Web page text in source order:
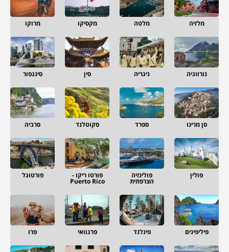
מלזיה מלטה מקסיקו מרוקו
נורווגיה ניגריה סין סינגפור
סן מרינו ספרד סקוטלנד סרביה
פולין פולינזיה
הצרפתית
פורטו ריקו -
Puerto Rico
פורטוגל
פיליפינים פינלנד פרגוואי פרו